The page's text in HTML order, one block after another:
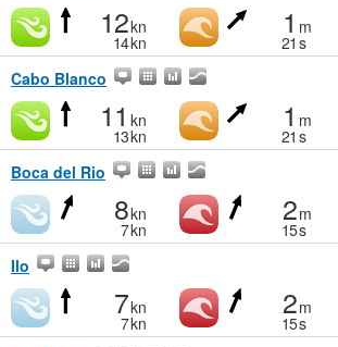
12kn
14kn
1 m
21 s
Cabo Blanco
11 kn
13kn
1 m
21 s
Boca del Rio
8kn
7kn
2m
15s
Ilo
7kn
7kn
2m
15s